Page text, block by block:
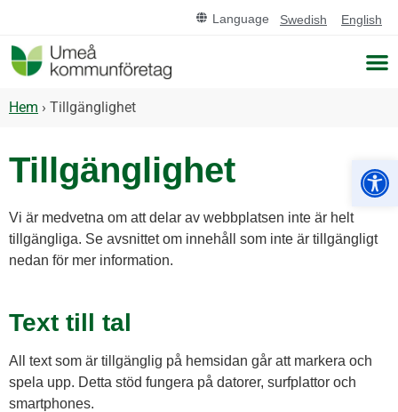
Language Swedish English
Hem › Tillgänglighet
Tillgänglighet
Vi är medvetna om att delar av webbplatsen inte är helt
tillgängliga. Se avsnittet om innehåll som inte är tillgängligt
nedan för mer information.
Text till tal
All text som är tillgänglig på hemsidan går att markera och
spela upp. Detta stöd fungera på datorer, surfplattor och
smartphones.